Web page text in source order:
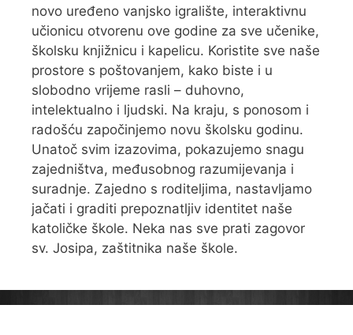
novo uređeno vanjsko igralište, interaktivnu
učionicu otvorenu ove godine za sve učenike,
školsku knjižnicu i kapelicu. Koristite sve naše
prostore s poštovanjem, kako biste i u
slobodno vrijeme rasli – duhovno,
intelektualno i ljudski. Na kraju, s ponosom i
radošću započinjemo novu školsku godinu.
Unatoč svim izazovima, pokazujemo snagu
zajedništva, međusobnog razumijevanja i
suradnje. Zajedno s roditeljima, nastavljamo
jačati i graditi prepoznatljiv identitet naše
katoličke škole. Neka nas sve prati zagovor
sv. Josipa, zaštitnika naše škole.